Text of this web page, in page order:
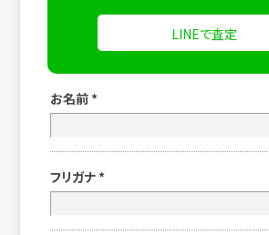
LINEで査定
お名前 *
フリガナ *